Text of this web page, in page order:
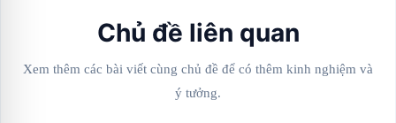
Chủ đề liên quan
Xem thêm các bài viết cùng chủ đề để có thêm kinh nghiệm và
ý tưởng.